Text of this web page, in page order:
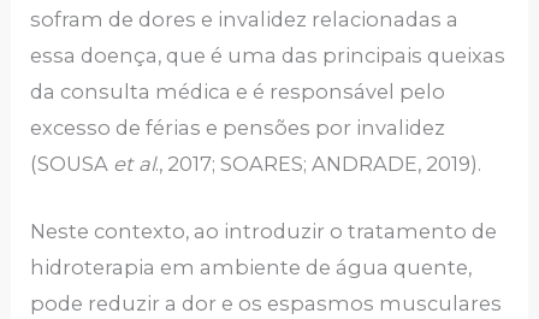
sofram de dores e invalidez relacionadas a
essa doença, que é uma das principais queixas
da consulta médica e é responsável pelo
excesso de férias e pensões por invalidez
(SOUSA et al., 2017; SOARES; ANDRADE, 2019).
Neste contexto, ao introduzir o tratamento de
hidroterapia em ambiente de água quente,
pode reduzir a dor e os espasmos musculares